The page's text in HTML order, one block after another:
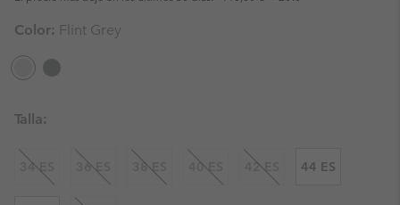
Color: Flint Grey
Talla:
34 ES 36 ES 38 ES 40 ES 42 ES 44 ES